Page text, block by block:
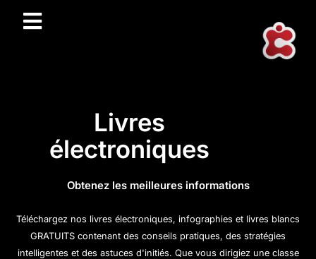
Livres
électroniques
Obtenez les meilleures informations
Téléchargez nos livres électroniques, infographies et livres blancs
GRATUITS contenant des conseils pratiques, des stratégies
intelligentes et des astuces d'initiés. Que vous dirigiez une classe